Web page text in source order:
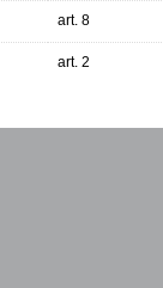
art. 8
art. 2